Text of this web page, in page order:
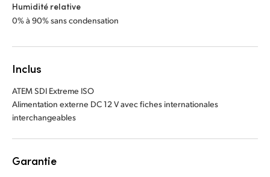
Humidité relative
0% à 90% sans condensation
Inclus
ATEM SDI Extreme ISO
Alimentation externe DC 12 V avec fiches internationales
interchangeables
Garantie